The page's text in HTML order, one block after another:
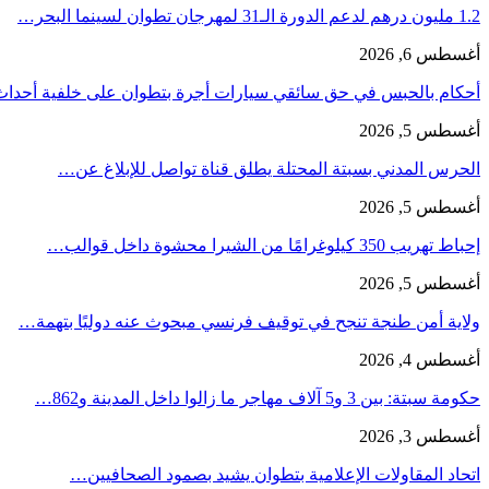
1.2 مليون درهم لدعم الدورة الـ31 لمهرجان تطوان لسينما البحر…
أغسطس 6, 2026
أحكام بالحبس في حق سائقي سيارات أجرة بتطوان على خلفية
أغسطس 5, 2026
الحرس المدني بسبتة المحتلة يطلق قناة تواصل للإبلاغ عن…
أغسطس 5, 2026
إحباط تهريب 350 كيلوغرامًا من الشيرا محشوة داخل قوالب…
أغسطس 5, 2026
ولاية أمن طنجة تنجح في توقيف فرنسي مبحوث عنه دوليًا بتهمة…
أغسطس 4, 2026
حكومة سبتة: بين 3 و5 آلاف مهاجر ما زالوا داخل المدينة و862…
أغسطس 3, 2026
اتحاد المقاولات الإعلامية بتطوان يشيد بصمود الصحافيين…